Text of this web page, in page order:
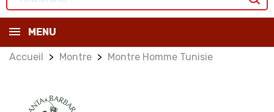
MENU
Accueil Montre Montre Homme Tunisie